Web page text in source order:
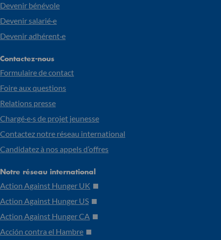
Devenir bénévole
Devenir salarié·e
Devenir adhérent·e
Contactez-nous
Formulaire de contact
Foire aux questions
Relations presse
Chargé·e·s de projet jeunesse
Contactez notre réseau international
Candidatez à nos appels d’offres
Notre réseau international
Action Against Hunger UK
Action Against Hunger US
Action Against Hunger CA
Acción contra el Hambre